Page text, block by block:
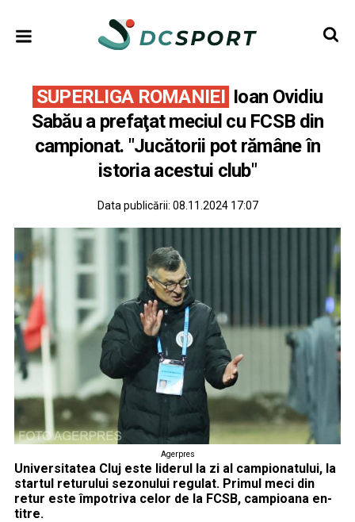
SUPERLIGA ROMANIEI Ioan Ovidiu
Sabău a prefaţat meciul cu FCSB din
campionat. "Jucătorii pot rămâne în
istoria acestui club"
Data publicării: 08.11.2024 17:07
Agerpres
Universitatea Cluj este liderul la zi al campionatului, la
startul returului sezonului regulat. Primul meci din
retur este împotriva celor de la FCSB, campioana en-
titre.